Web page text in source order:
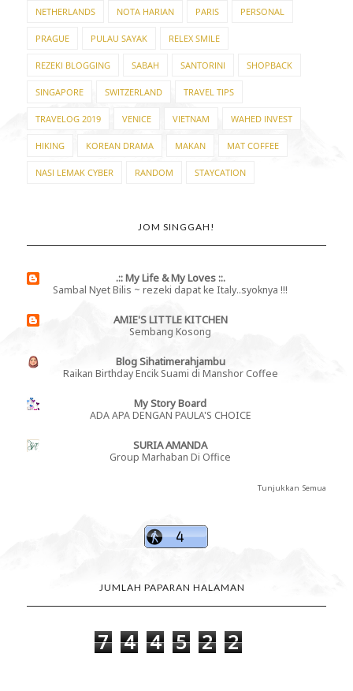
NETHERLANDS NOTA HARIAN PARIS PERSONAL
PRAGUE PULAU SAYAK RELEX SMILE
REZEKI BLOGGING SABAH SANTORINI SHOPBACK
SINGAPORE SWITZERLAND TRAVEL TIPS
TRAVELOG 2019 VENICE VIETNAM WAHED INVEST
HIKING KOREAN DRAMA MAKAN MAT COFFEE
NASI LEMAK CYBER RANDOM STAYCATION
JOM SINGGAH!
.:: My Life & My Loves ::.
Sambal Nyet Bilis ~ rezeki dapat ke Italy..syoknya !!!
AMIE'S LITTLE KITCHEN
Sembang Kosong
Blog Sihatimerahjambu
Raikan Birthday Encik Suami di Manshor Coffee
My Story Board
ADA APA DENGAN PAULA'S CHOICE
SURIA AMANDA
Group Marhaban Di Office
Tunjukkan Semua
JUMLAH PAPARAN HALAMAN
7 4 4 5 2 2